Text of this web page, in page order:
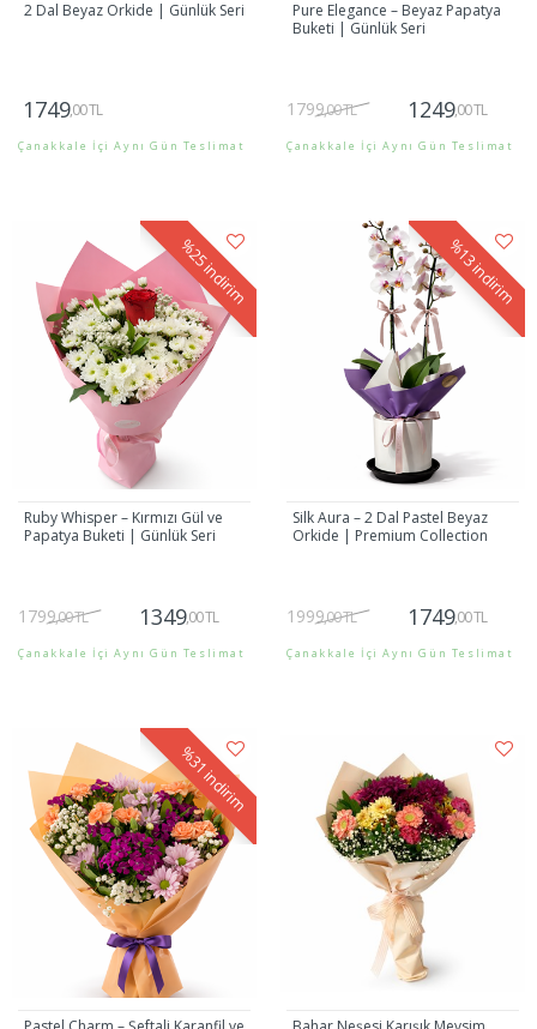
2 Dal Beyaz Orkide | Günlük Seri
1749,00 TL
Çanakkale İçi Aynı Gün Teslimat
Pure Elegance – Beyaz Papatya
Buketi | Günlük Seri
1799,00 TL 1249,00 TL
Çanakkale İçi Aynı Gün Teslimat
%25
indirim
Ruby Whisper – Kırmızı Gül ve
Papatya Buketi | Günlük Seri
1799,00 TL 1349,00 TL
Çanakkale İçi Aynı Gün Teslimat
%13
indirim
Silk Aura – 2 Dal Pastel Beyaz
Orkide | Premium Collection
1999,00 TL 1749,00 TL
Çanakkale İçi Aynı Gün Teslimat
%31
indirim